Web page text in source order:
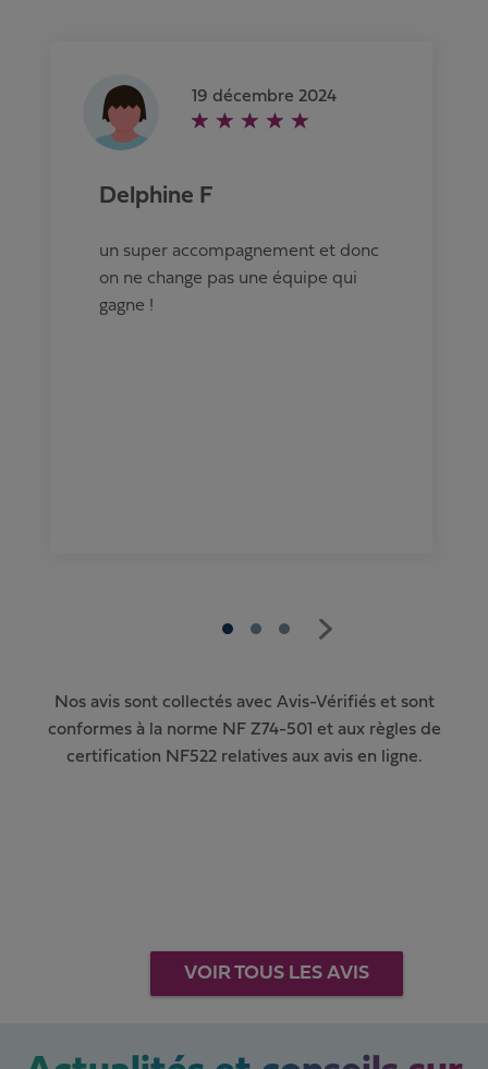
19 décembre 2024
Delphine F
un super accompagnement et donc
on ne change pas une équipe qui
gagne !
Nos avis sont collectés avec Avis-Vérifiés et sont
conformes à la norme NF Z74-501 et aux règles de
certification NF522 relatives aux avis en ligne.
VOIR TOUS LES AVIS